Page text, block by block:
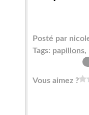
Posté par
Tags: papillons,
Vous aimez ?